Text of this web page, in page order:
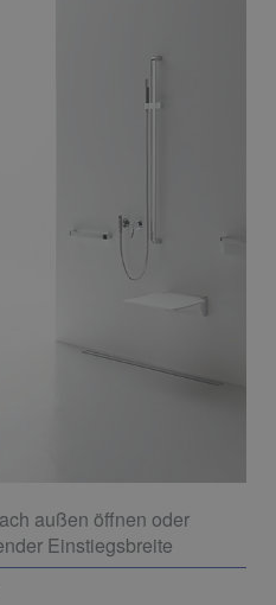
außen öffnen oder
Einstiegsbreite